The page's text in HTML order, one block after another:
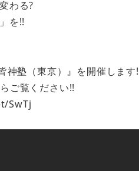
わる?
を!!
皆神塾（東京）』を開催し
らご覧ください!!
SwTj